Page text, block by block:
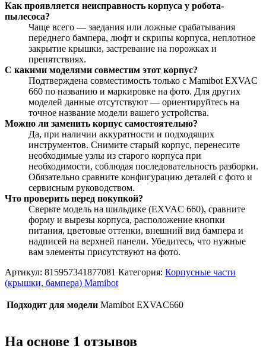
Как проявляется неисправность корпуса у робота-
пылесоса?
Чаще всего — заедания или ложные срабатывания
переднего бампера, люфт и скрипы корпуса, неплотное
закрытие крышки, застревание на порожках и
препятствиях.
С какими моделями совместим этот корпус?
Подтверждена совместимость только с Mamibot EXVAC
660 по названию и маркировке на фото. Для других
моделей данные отсутствуют — ориентируйтесь на
точное название модели вашего устройства.
Можно ли заменить корпус самостоятельно?
Да, при наличии аккуратности и подходящих
инструментов. Снимите старый корпус, перенесите
необходимые узлы из старого корпуса при
необходимости, соблюдая последовательность разборки.
Обязательно сравните конфигурацию деталей с фото и
сервисным руководством.
Что проверить перед покупкой?
Сверьте модель на шильдике (EXVAC 660), сравните
форму и вырезы корпуса, расположение кнопки
питания, цветовые оттенки, внешний вид бампера и
надписей на верхней панели. Убедитесь, что нужные
вам элементы присутствуют на фото.
Артикул: 815957341877081 Категория: Корпусные части
(крышки, бампера) Mamibot
Подходит для модели Mamibot EXVAC660
На основе 1 отзывов